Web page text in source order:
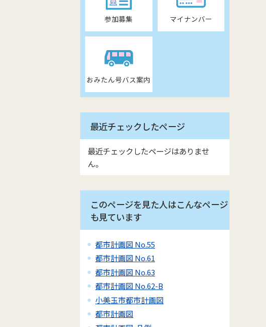
参加募集 マイナンバー
おみたん号バス案内
最近チェックしたページ
最近チェックしたページはありませ
ん。
このページを見た人はこんなページ
も見ています
都市計画図 No.55
都市計画図 No.61
都市計画図 No.63
都市計画図 No.62-B
小美玉市都市計画図
都市計画図